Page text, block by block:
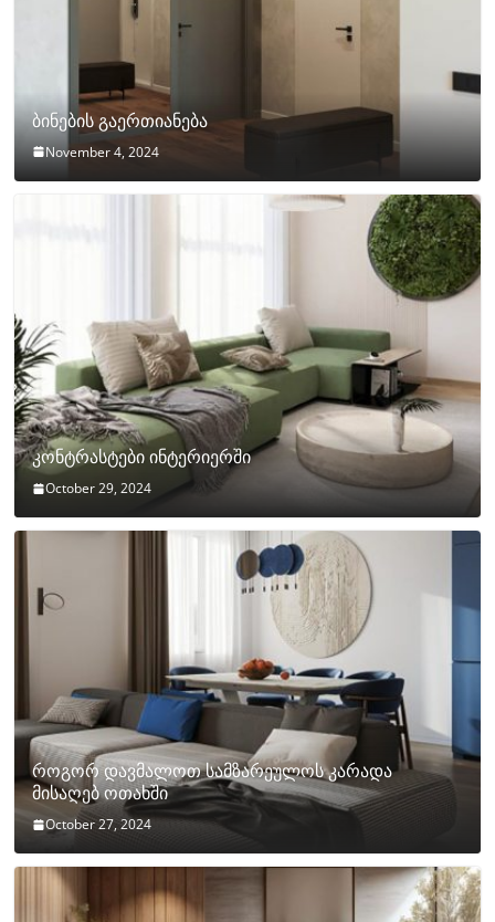
ბინების გაერთიანება
November 4, 2024
კონტრასტები ინტერიერში
October 29, 2024
როგორ დავმალოთ სამზარეულოს კარადა
მისაღებ ოთახში
October 27, 2024